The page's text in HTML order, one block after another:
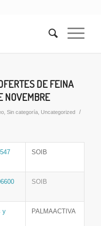
DE FEINA
NOVEMBRE
, Sin categoría, Uncategorized /
SOIB
SOIB
y
PALMAACTIVA